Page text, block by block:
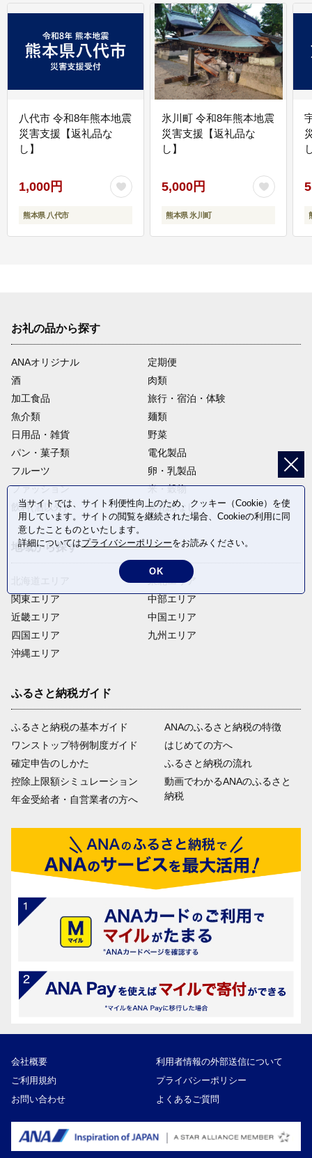
八代市 令和8年熊本地震
災害支援【返礼品な
し】
1,000円
熊本県 八代市
氷川町 令和8年熊本地震
災害支援【返礼品な
し】
5,000円
熊本県 氷川町
お礼の品から探す
ANAオリジナル
定期便
酒
肉類
加工食品
旅行・宿泊・体験
魚介類
麺類
日用品・雑貨
野菜
パン・菓子類
電化製品
フルーツ
卵・乳製品
ファッション
米・穀物
飲料(酒以外)
返礼品なし
地域から探す
関東エリア
近畿エリア
四国エリア
沖縄エリア
東北エリア
中部エリア
中国エリア
九州エリア
ふるさと納税ガイド
ふるさと納税の基本ガイド
ワンストップ特例制度ガイド
確定申告のしかた
控除上限額シミュレーション
年金受給者・自営業者の方へ
ANAのふるさと納税の特徴
はじめての方へ
ふるさと納税の流れ
動画でわかるANAのふるさと
納税
会社概要
利用者情報の外部送信について
ご利用規約
プライバシーポリシー
お問い合わせ
よくあるご質問
当サイトでは、サイト利便性向上のため、クッキー（Cookie）を使
用しています。サイトの閲覧を継続された場合、Cookieの利用に同
意したことものといたします。
詳細についてはプライバシーポリシーをお読みください。
OK